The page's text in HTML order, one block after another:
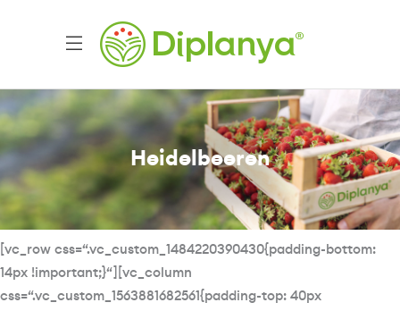
Heidelbeeren
[vc_row css=“.vc_custom_1484220390430{padding-bottom:
14px !important;}“][vc_column
css=“.vc_custom_1563881682561{padding-top: 40px